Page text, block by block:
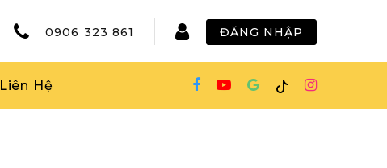
0906 323 861 ĐĂNG NHẬP
Liên Hệ